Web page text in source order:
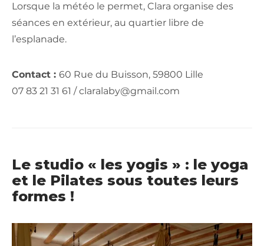
Lorsque la météo le permet, Clara organise des
séances en extérieur, au quartier libre de
l’esplanade.
Contact : 60 Rue du Buisson, 59800 Lille
07 83 21 31 61 / claralaby@gmail.com
Le studio « les yogis » : le yoga
et le Pilates sous toutes leurs
formes !